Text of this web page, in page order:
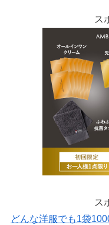
ス
ス
どんな洋服でも1袋